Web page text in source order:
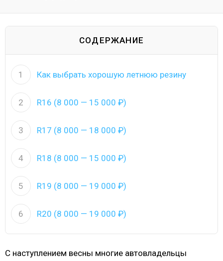
СОДЕРЖАНИЕ
1 Как выбрать хорошую летнюю резину
2 R16 (8 000 — 15 000 ₽)
3 R17 (8 000 — 18 000 ₽)
4 R18 (8 000 — 15 000 ₽)
5 R19 (8 000 — 19 000 ₽)
6 R20 (8 000 — 19 000 ₽)
С наступлением весны многие автовладельцы